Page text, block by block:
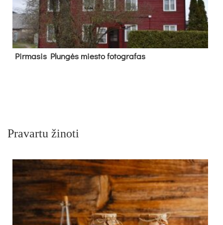
Pir­ma­sis Plun­gės mies­to fo­tog­ra­fas
Pravartu žinoti